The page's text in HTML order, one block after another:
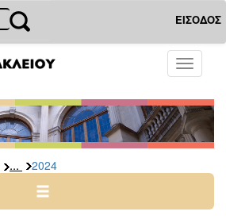
ΕΙΣΟΔΟΣ
Toggle
... 2024